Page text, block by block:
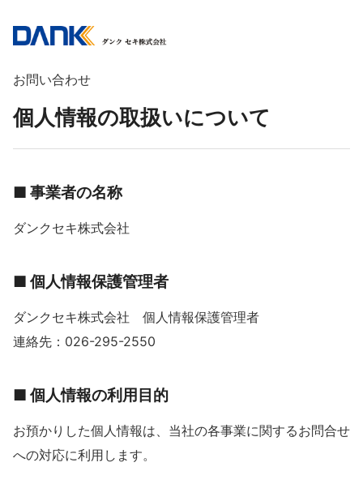
お問い合わせ
個人情報の取扱いについて
■ 事業者の名称
ダンクセキ株式会社
■ 個人情報保護管理者
ダンクセキ株式会社 個人情報保護管理者
連絡先：026-295-2550
■ 個人情報の利用目的
お預かりした個人情報は、当社の各事業に関するお問合せ
への対応に利用します。